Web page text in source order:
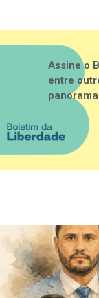
Assine o
entre
panorama